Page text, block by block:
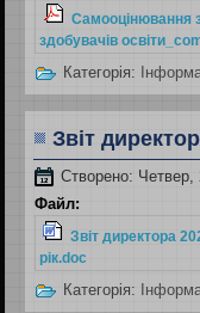
Самооцінювання
здобувачів
Категорія:
Звіт
Створено: Четвер,
Файл:
Звіт директора
рік.doc
Категорія: